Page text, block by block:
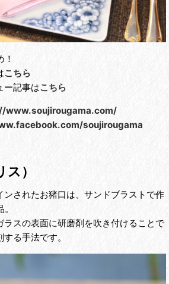
こちら
ー記事はこちら
www.soujirougama.com/
soujirougama
）
ンされたお猪口は、サンドブラストで作
ラスの表面に研磨剤を吹き付けることで
る手法です。